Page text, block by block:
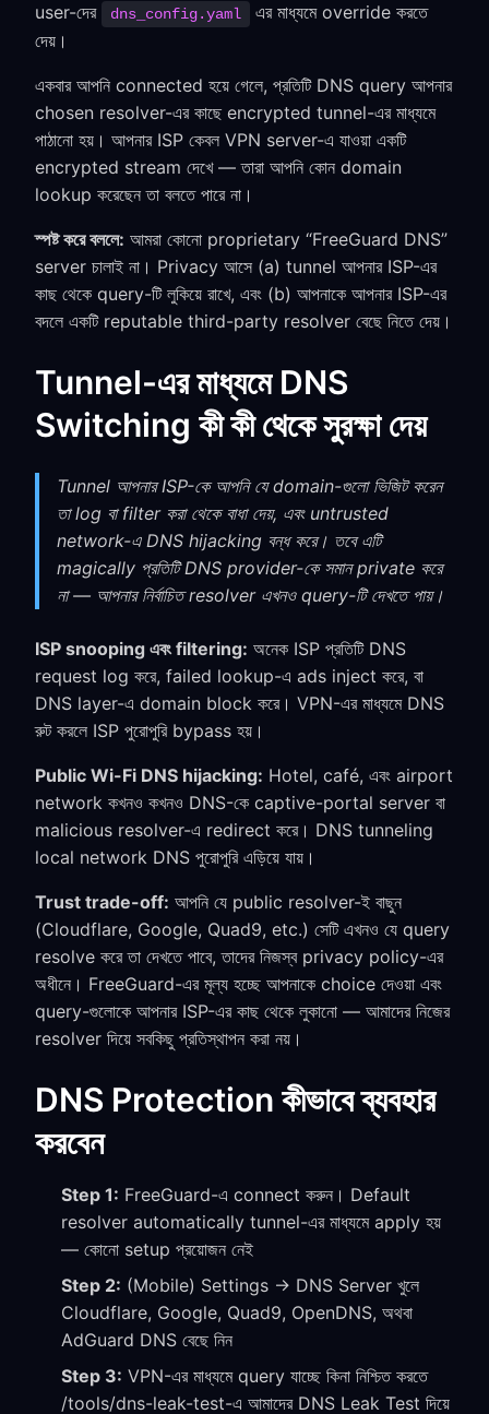
user-দের
dns_config.yaml
এর মাধ্যমে override করতে
দেয়।
একবার আপনি connected হয়ে গেলে, প্রতিটি DNS query আপনার
chosen resolver-এর কাছে encrypted tunnel-এর মাধ্যমে
পাঠানো হয়। আপনার ISP কেবল VPN server-এ যাওয়া একটি
encrypted stream দেখে — তারা আপনি কোন domain
lookup করেছেন তা বলতে পারে না।
স্পষ্ট করে বললে: আমরা কোনো proprietary “FreeGuard DNS”
server চালাই না। Privacy আসে (a) tunnel আপনার ISP-এর
কাছ থেকে query-টি লুকিয়ে রাখে, এবং (b) আপনাকে আপনার ISP-এর
বদলে একটি reputable third-party resolver বেছে নিতে দেয়।
Tunnel-এর মাধ্যমে DNS
Switching কী কী থেকে সুরক্ষা দেয়
Tunnel আপনার ISP-কে আপনি যে domain-গুলো ভিজিট করেন
তা log বা filter করা থেকে বাধা দেয়, এবং untrusted
network-এ DNS hijacking বন্ধ করে। তবে এটি
magically প্রতিটি DNS provider-কে সমান private করে
না — আপনার নির্বাচিত resolver এখনও query-টি দেখতে পায়।
ISP snooping এবং filtering: অনেক ISP প্রতিটি DNS
request log করে, failed lookup-এ ads inject করে, বা
DNS layer-এ domain block করে। VPN-এর মাধ্যমে DNS
রুট করলে ISP পুরোপুরি bypass হয়।
Public Wi-Fi DNS hijacking: Hotel, café, এবং airport
network কখনও কখনও DNS-কে captive-portal server বা
malicious resolver-এ redirect করে। DNS tunneling
local network DNS পুরোপুরি এড়িয়ে যায়।
Trust trade-off: আপনি যে public resolver-ই বাছুন
(Cloudflare, Google, Quad9, etc.) সেটি এখনও যে query
resolve করে তা দেখতে পাবে, তাদের নিজস্ব privacy policy-এর
অধীনে। FreeGuard-এর মূল্য হচ্ছে আপনাকে choice দেওয়া এবং
query-গুলোকে আপনার ISP-এর কাছ থেকে লুকানো — আমাদের নিজের
resolver দিয়ে সবকিছু প্রতিস্থাপন করা নয়।
DNS Protection কীভাবে ব্যবহার
করবেন
Step 1: FreeGuard-এ connect করুন। Default
resolver automatically tunnel-এর মাধ্যমে apply হয়
— কোনো setup প্রয়োজন নেই
Step 2: (Mobile) Settings → DNS Server খুলে
Cloudflare, Google, Quad9, OpenDNS, অথবা
AdGuard DNS বেছে নিন
Step 3: VPN-এর মাধ্যমে query যাচ্ছে কিনা নিশ্চিত করতে
/tools/dns-leak-test-এ আমাদের DNS Leak Test দিয়ে